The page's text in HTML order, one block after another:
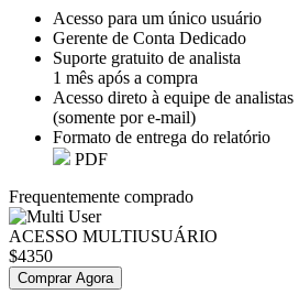
Acesso para um único usuário
Gerente de Conta Dedicado
Suporte gratuito de analista
1 mês após a compra
Acesso direto à equipe de analistas
(somente por e-mail)
Formato de entrega do relatório
PDF
Frequentemente comprado
ACESSO MULTIUSUÁRIO
$4350
Comprar Agora